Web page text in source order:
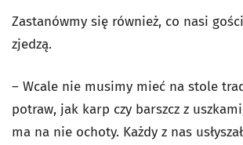
Zastanówmy się również, co nasi
zjedzą.
– Wcale nie musimy mieć na stole
potraw, jak karp czy barszcz z
ma na nie ochoty. Każdy z nas